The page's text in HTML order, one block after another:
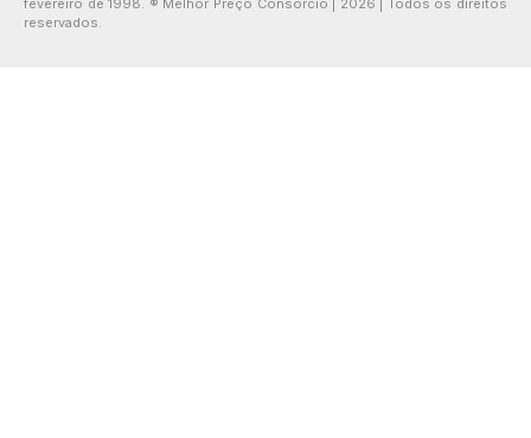
fevereiro de 1998. ® Melhor Preço Consórcio | 2026 | Todos os direitos
reservados.